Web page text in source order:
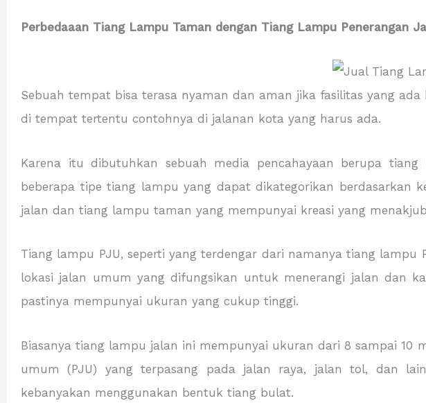
Perbedaaan Tiang Lampu Taman dengan Tiang Lampu Penerangan
Sebuah tempat bisa terasa nyaman dan aman jika fasilitas yang
di tempat tertentu contohnya di jalanan kota yang harus ada.
Karena itu dibutuhkan sebuah media pencahayaan berupa
beberapa tipe tiang lampu yang dapat dikategorikan berdasarkan
jalan dan tiang lampu taman yang mempunyai kreasi yang
Tiang lampu PJU, seperti yang terdengar dari namanya tiang
lokasi jalan umum yang difungsikan untuk menerangi jalan dan
pastinya mempunyai ukuran yang cukup tinggi.
Biasanya tiang lampu jalan ini mempunyai ukuran dari 8 sampai 10
umum (PJU) yang terpasang pada jalan raya, jalan tol, dan
kebanyakan menggunakan bentuk tiang bulat.